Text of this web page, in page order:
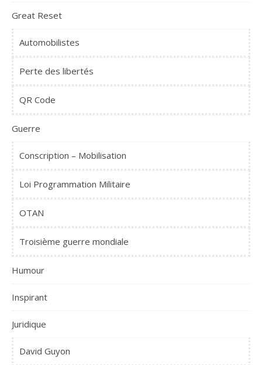
Great Reset
Automobilistes
Perte des libertés
QR Code
Guerre
Conscription – Mobilisation
Loi Programmation Militaire
OTAN
Troisième guerre mondiale
Humour
Inspirant
Juridique
David Guyon